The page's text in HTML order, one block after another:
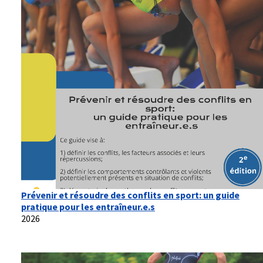
Prévenir et résoudre des conflits en sport: un guide
pratique pour les entraîneur.e.s
2026